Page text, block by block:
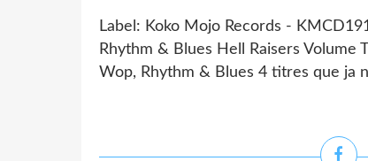
Label: Koko Mojo Records -
Rhythm & Blues Hell Raisers Volume
Wop, Rhythm & Blues 4 titres que ja